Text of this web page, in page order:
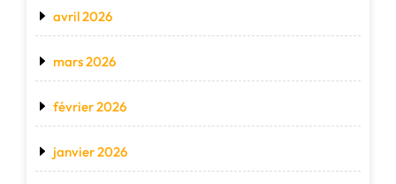
avril 2026
mars 2026
février 2026
janvier 2026